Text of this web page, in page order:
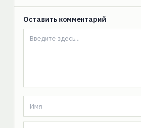
Оставить комментарий